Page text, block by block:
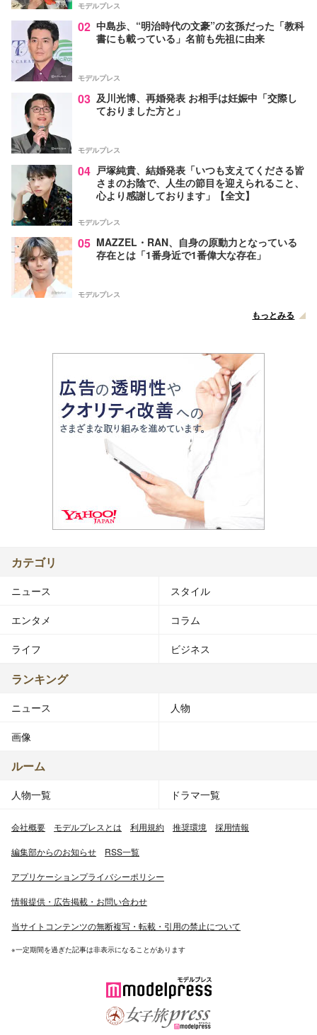
モデルプレス
02 中島歩、“明治時代の文豪”の玄孫だった「教科
書にも載っている」名前も先祖に由来
モデルプレス
03 及川光博、再婚発表 お相手は妊娠中「交際し
ておりました方と」
モデルプレス
04 戸塚純貴、結婚発表「いつも支えてくださる皆
さまのお陰で、人生の節目を迎えられること、
心より感謝しております」【全文】
モデルプレス
05 MAZZEL・RAN、自身の原動力となっている
存在とは「1番身近で1番偉大な存在」
モデルプレス
もっとみる
カテゴリ
ニュース スタイル
エンタメ コラム
ライフ ビジネス
ランキング
ニュース 人物
画像
ルーム
人物一覧 ドラマ一覧
会社概要 モデルプレスとは 利用規約 推奨環境 採用情報
編集部からのお知らせ RSS一覧
アプリケーションプライバシーポリシー
情報提供・広告掲載・お問い合わせ
当サイトコンテンツの無断複写・転載・引用の禁止について
※一定期間を過ぎた記事は非表示になることがあります